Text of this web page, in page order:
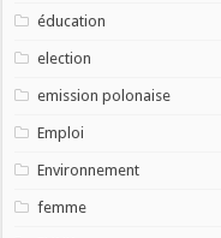
éducation
election
emission polonaise
Emploi
Environnement
femme